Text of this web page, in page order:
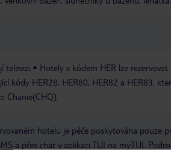
televizi
Hotely s kódem HER lze
kódy HER28, HER80, HER82 a HER83,
Chanie(CHQ).
hotelu je péče poskytována pouze
a přes chat v aplikaci TUI na myTUI.